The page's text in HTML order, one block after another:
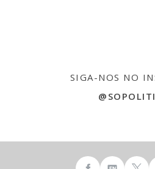
SIGA-NOS NO